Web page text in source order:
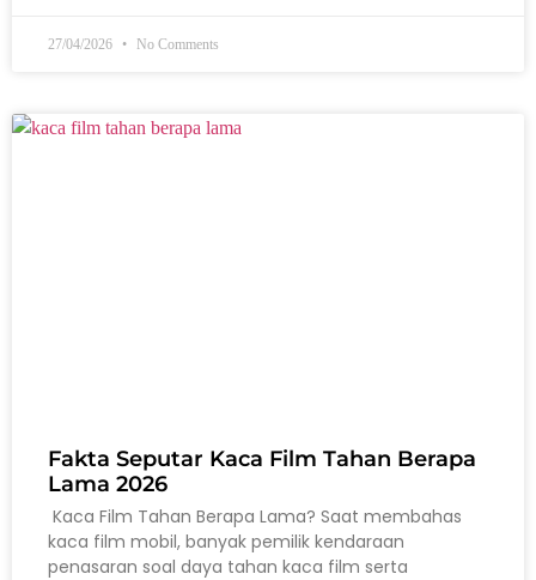
27/04/2026 No Comments
Fakta Seputar Kaca Film Tahan Berapa
Lama 2026
Kaca Film Tahan Berapa Lama? Saat membahas
kaca film mobil, banyak pemilik kendaraan
penasaran soal daya tahan kaca film serta